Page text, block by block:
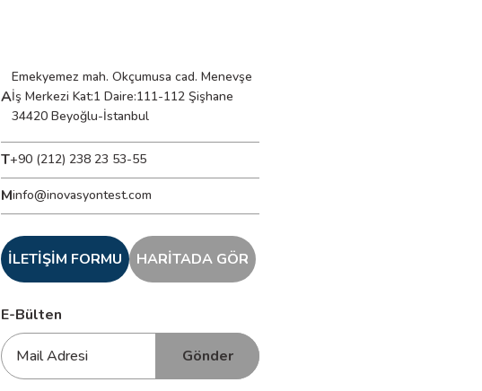
A
Emekyemez mah. Okçumusa cad. Menevşe
İş Merkezi Kat:1 Daire:111-112 Şişhane
34420 Beyoğlu-İstanbul
T+90 (212) 238 23 53-55
Minfo@inovasyontest.com
İLETİŞİM FORMU HARİTADA GÖR
E-Bülten
Gönder